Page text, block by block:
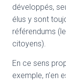
développés,
élus y sont
référendums
citoyens).
En ce sens
exemple, n’en